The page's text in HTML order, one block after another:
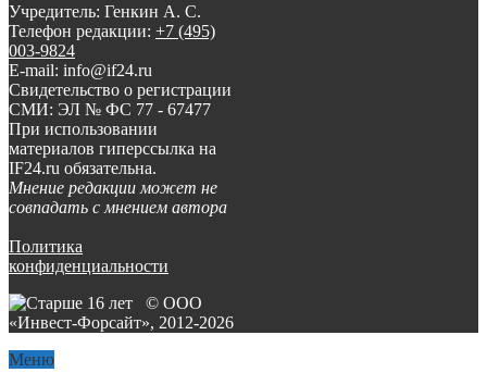
Учредитель: Генкин А. С.
Телефон редакции: +7 (495)
003-9824
E-mail: info@if24.ru
Свидетельство о регистрации
СМИ: ЭЛ № ФС 77 - 67477
При использовании
материалов гиперссылка на
IF24.ru обязательна.
Мнение редакции может не
совпадать с мнением автора
Политика
конфиденциальности
© ООО
«Инвест-Форсайт», 2012-2026
Меню